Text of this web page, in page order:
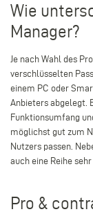
Wie
Manager?
Je nach Wahl des
verschlüsselten
einem PC oder
Anbieters abgelegt.
Funktionsumfang
möglichst gut zum
Nutzers passen.
auch eine Reihe
Pro &